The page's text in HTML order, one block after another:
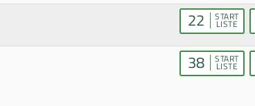
22 START
LISTE
38 START
LISTE